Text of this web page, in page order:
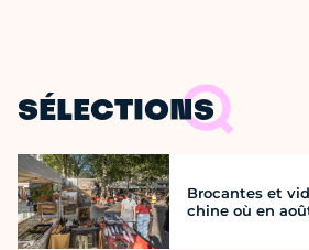
SÉLECTIONS
Brocantes et
chine où en